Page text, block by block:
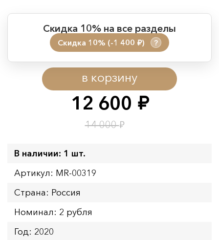
12 600 руб.
14 000₽
в корзину
Скидка 10% на все разделы
Скидка 10% (-1 400 руб.) ?
Период действия акции:
Начало:
08.08.2026 00:01
Окончание:
09.08.2026 23:59
Время до окончания:
В наличии: 1 шт.
Артикул: MR-00319
Страна: Россия
Номинал: 2 рубля
Год: 2020